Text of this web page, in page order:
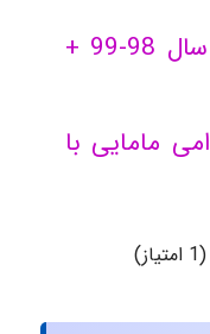
سوالات ارشد مامایی سال 98-99 +
مامایی با